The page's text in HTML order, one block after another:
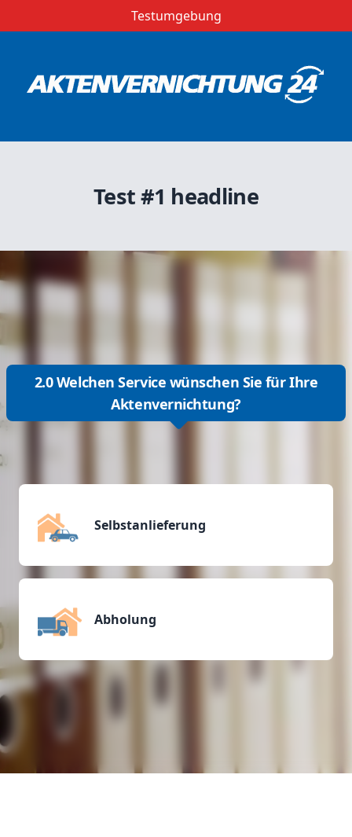
Testumgebung
Test #1 headline
2.0 Welchen Service wünschen Sie für Ihre
Aktenvernichtung?
Selbstanlieferung
Abholung